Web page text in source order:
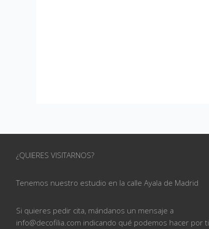
¿QUIERES VISITARNOS?
Tenemos nuestro estudio en la calle Ayala de Madrid
Si quieres pedir cita, mándanos un mensaje a
info@decofilia.com indicando qué podemos hacer por ti